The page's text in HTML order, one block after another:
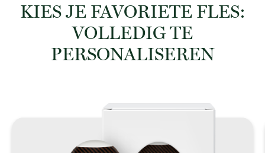
KIES JE FAVORIETE FLES:
VOLLEDIG TE
PERSONALISEREN